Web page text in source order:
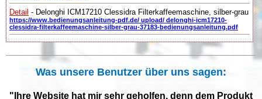
Detail - Delonghi ICM17210 Clessidra Filterkaffeemaschine, silber-grau
https://www.bedienungsanleitung-pdf.de/ upload/ delonghi-icm17210-
clessidra-filterkaffeemaschine-silber-grau-37183-bedienungsanleitung.pdf
Was unsere Benutzer über uns sagen:
"Ihre Website hat mir sehr geholfen, denn dem Produkt